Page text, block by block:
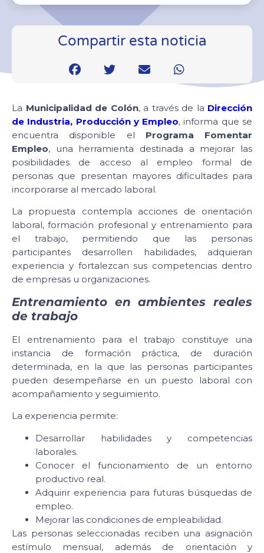
Compartir esta noticia
La Municipalidad de Colón, a través de la Dirección
de Industria, Producción y Empleo, informa que se
encuentra disponible el Programa Fomentar
Empleo, una herramienta destinada a mejorar las
posibilidades de acceso al empleo formal de
personas que presentan mayores dificultades para
incorporarse al mercado laboral.
La propuesta contempla acciones de orientación
laboral, formación profesional y entrenamiento para
el trabajo, permitiendo que las personas
participantes desarrollen habilidades, adquieran
experiencia y fortalezcan sus competencias dentro
de empresas u organizaciones.
Entrenamiento en ambientes reales
de trabajo
El entrenamiento para el trabajo constituye una
instancia de formación práctica, de duración
determinada, en la que las personas participantes
pueden desempeñarse en un puesto laboral con
acompañamiento y seguimiento.
La experiencia permite:
Desarrollar habilidades y competencias
laborales.
Conocer el funcionamiento de un entorno
productivo real.
Adquirir experiencia para futuras búsquedas de
empleo.
Mejorar las condiciones de empleabilidad.
Las personas seleccionadas reciben una asignación
estímulo mensual, además de orientación y